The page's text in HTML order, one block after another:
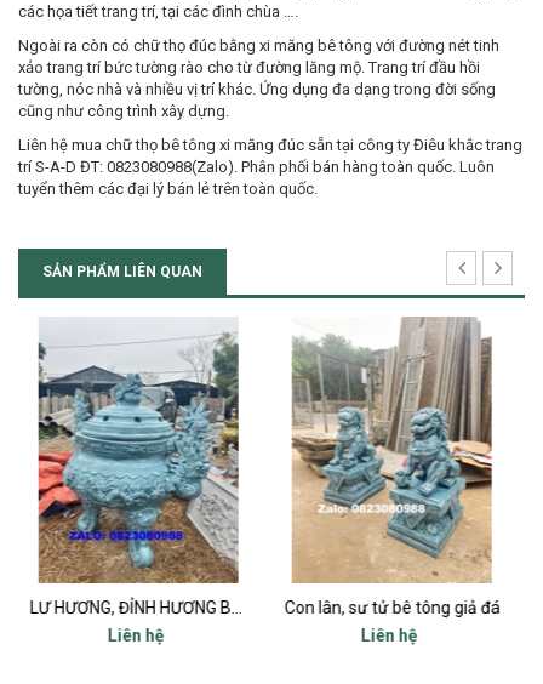
các họa tiết trang trí, tại các đình chùa ….
Ngoài ra còn có chữ thọ đúc bằng xi măng bê tông với đường nét tinh
xảo trang trí bức tường rào cho từ đường lăng mộ. Trang trí đầu hồi
tường, nóc nhà và nhiều vị trí khác. Ứng dụng đa dạng trong đời sống
cũng như công trình xây dựng.
Liên hệ mua chữ thọ bê tông xi măng đúc sẵn tại công ty Điêu khắc trang
trí S-A-D ĐT: 0823080988(Zalo). Phân phối bán hàng toàn quốc. Luôn
tuyển thêm các đại lý bán lẻ trên toàn quốc.
SẢN PHẨM LIÊN QUAN
Con lân, sư tử bê tông giả đá
Liên hệ
Con Nghê xi măng
Liên hệ